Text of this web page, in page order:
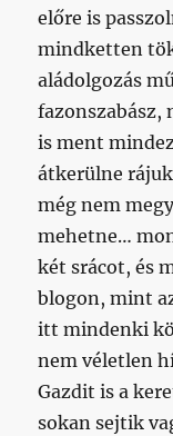
előre is
mindketten
aládolgozás
fazonszabász,
is ment
átkerülne
még nem
mehetne…
két srácot, és
blogon, mint
itt mindenki
nem véletlen
Gazdit is a
sokan sejtik